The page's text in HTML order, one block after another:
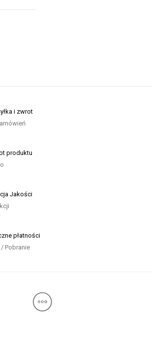
i zwrot
produktu
Jakości
płatności
/ Pobranie